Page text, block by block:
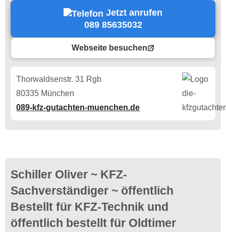
Jetzt anrufen
089 85635032
Webseite besuchen
Thorwaldsenstr. 31 Rgb
80335 München
089-kfz-gutachten-muenchen.de
Schiller Oliver ~ KFZ-
Sachverständiger ~ öffentlich
Bestellt für KFZ-Technik und
öffentlich bestellt für Oldtimer